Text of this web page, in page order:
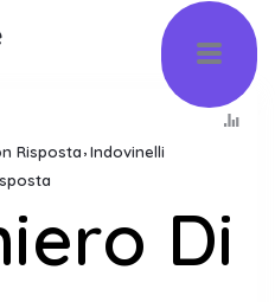
Risposta Indovinelli
Di